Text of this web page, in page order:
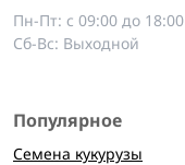
Пн-Пт: с 09:00 до 18:00
Сб-Вс: Выходной
Популярное
Семена кукурузы